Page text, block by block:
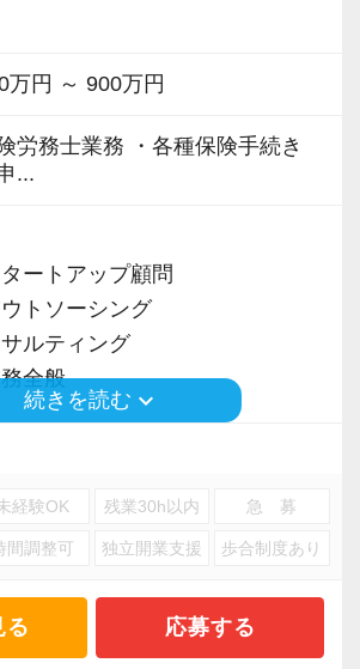
目：中堅企業の決算、個別の相
皆様が、不安なく学び、研鑽を
アントにより良いサービスを提
考えます。
きたノウハウなどを若い世代
し、そこから枝葉が広がるよ
客様へ喜んでいただける誠実な
方、会計業界で働くプロフェッ
る方のご応募をお待ちしてお
万円 ～ 900万円
労務士業務 ・各種保険手続き
...
ートアップ顧問
トソーシング
ルティング
全般
続きを読む keyboard_arrow_down
経験OK 残業30h以内 急 募
間調整可 独立開業支援 歩合制度あり
る 応募する